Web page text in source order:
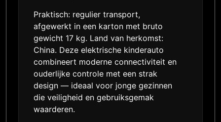
Praktisch: regulier transport,
afgewerkt in een karton met bruto
gewicht 17 kg. Land van herkomst:
China. Deze elektrische kinderauto
combineert moderne connectiviteit en
ouderlijke controle met een strak
design — ideaal voor jonge gezinnen
die veiligheid en gebruiksgemak
waarderen.